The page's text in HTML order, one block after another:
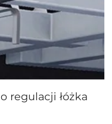
regulacji łóżka